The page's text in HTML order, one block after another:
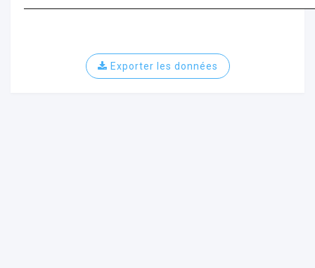
Exporter les données